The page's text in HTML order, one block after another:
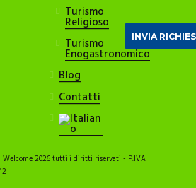
Turismo
Religioso
Turismo
Enogastronomico
Blog
Contatti
Welcome 2026 tutti i diritti riservati - P.IVA